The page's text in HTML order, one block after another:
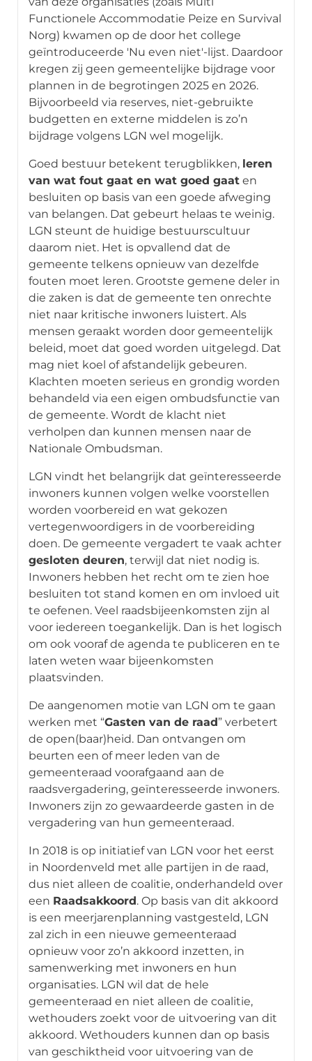
Functionele Accommodatie Peize en Survival
Norg) kwamen op de door het college
geïntroduceerde 'Nu even niet'-lijst. Daardoor
kregen zij geen gemeentelijke bijdrage voor
plannen in de begrotingen 2025 en 2026.
Bijvoorbeeld via reserves, niet-gebruikte
budgetten en externe middelen is zo’n
bijdrage volgens LGN wel mogelijk.
Goed bestuur betekent terugblikken, leren
van wat fout gaat en wat goed gaat en
besluiten op basis van een goede afweging
van belangen. Dat gebeurt helaas te weinig.
LGN steunt de huidige bestuurscultuur
daarom niet. Het is opvallend dat de
gemeente telkens opnieuw van dezelfde
fouten moet leren. Grootste gemene deler in
die zaken is dat de gemeente ten onrechte
niet naar kritische inwoners luistert. Als
mensen geraakt worden door gemeentelijk
beleid, moet dat goed worden uitgelegd. Dat
mag niet koel of afstandelijk gebeuren.
Klachten moeten serieus en grondig worden
behandeld via een eigen ombudsfunctie van
de gemeente. Wordt de klacht niet
verholpen dan kunnen mensen naar de
Nationale Ombudsman.
LGN vindt het belangrijk dat geïnteresseerde
inwoners kunnen volgen welke voorstellen
worden voorbereid en wat gekozen
vertegenwoordigers in de voorbereiding
doen. De gemeente vergadert te vaak achter
gesloten deuren, terwijl dat niet nodig is.
Inwoners hebben het recht om te zien hoe
besluiten tot stand komen en om invloed uit
te oefenen. Veel raadsbijeenkomsten zijn al
voor iedereen toegankelijk. Dan is het logisch
om ook vooraf de agenda te publiceren en te
laten weten waar bijeenkomsten
plaatsvinden.
De aangenomen motie van LGN om te gaan
werken met “Gasten van de raad” verbetert
de open(baar)heid. Dan ontvangen om
beurten een of meer leden van de
gemeenteraad voorafgaand aan de
raadsvergadering, geïnteresseerde inwoners.
Inwoners zijn zo gewaardeerde gasten in de
vergadering van hun gemeenteraad.
In 2018 is op initiatief van LGN voor het eerst
in Noordenveld met alle partijen in de raad,
dus niet alleen de coalitie, onderhandeld over
een Raadsakkoord. Op basis van dit akkoord
is een meerjarenplanning vastgesteld, LGN
zal zich in een nieuwe gemeenteraad
opnieuw voor zo’n akkoord inzetten, in
samenwerking met inwoners en hun
organisaties. LGN wil dat de hele
gemeenteraad en niet alleen de coalitie,
wethouders zoekt voor de uitvoering van dit
akkoord. Wethouders kunnen dan op basis
van geschiktheid voor uitvoering van de